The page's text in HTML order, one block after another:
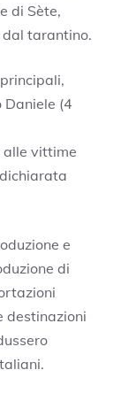
di Sète,
tarantino.
Daniele (4
alle vittime
e
di
destinazioni